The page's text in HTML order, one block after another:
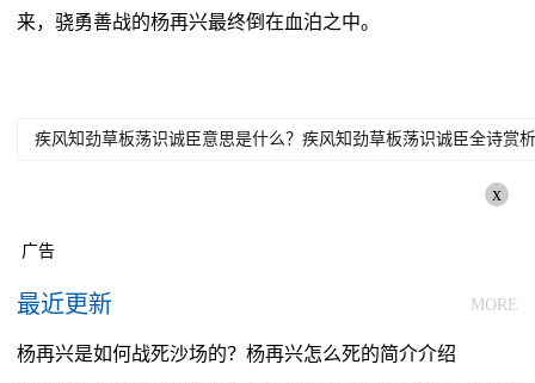
来，骁勇善战的杨再兴最终倒在血泊之中。
疾风知劲草板荡识诚臣意思是什么？疾风知劲草板荡识诚臣全诗赏析
x
广告
最近更新 MORE
杨再兴是如何战死沙场的？杨再兴怎么死的简介介绍